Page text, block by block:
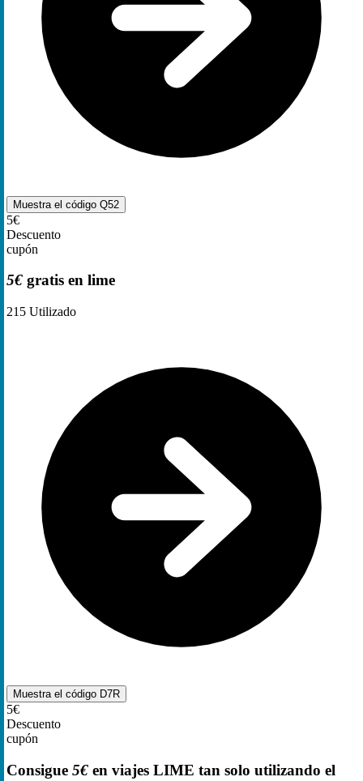
Muestra el código Q52
5€
Descuento
cupón
5€ gratis en lime
215 Utilizado
Muestra el código D7R
5€
Descuento
cupón
Consigue 5€ en viajes LIME tan solo utilizando el